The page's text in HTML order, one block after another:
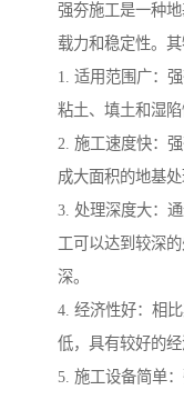
强夯施工是一种
载力和稳定性。其
1. 适用范围广：
粘土、填土和湿陷
2. 施工速度快：
成大面积的地基处
3. 处理深度大：
工可以达到较深
深。
4. 经济性好：相
低，具有较好的经
5. 施工设备简单